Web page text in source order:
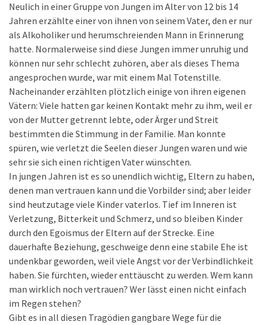
Neulich in einer Gruppe von Jungen im Alter von 12 bis 14
Jahren erzählte einer von ihnen von seinem Vater, den er nur
als Alkoholiker und herumschreienden Mann in Erinnerung
hatte. Normalerweise sind diese Jungen immer unruhig und
können nur sehr schlecht zuhören, aber als dieses Thema
angesprochen wurde, war mit einem Mal Totenstille.
Nacheinander erzählten plötzlich einige von ihren eigenen
Vätern: Viele hatten gar keinen Kontakt mehr zu ihm, weil er
von der Mutter getrennt lebte, oder Ärger und Streit
bestimmten die Stimmung in der Familie. Man konnte
spüren, wie verletzt die Seelen dieser Jungen waren und wie
sehr sie sich einen richtigen Vater wünschten.
In jungen Jahren ist es so unendlich wichtig, Eltern zu haben,
denen man vertrauen kann und die Vorbilder sind; aber leider
sind heutzutage viele Kinder vaterlos. Tief im Inneren ist
Verletzung, Bitterkeit und Schmerz, und so bleiben Kinder
durch den Egoismus der Eltern auf der Strecke. Eine
dauerhafte Beziehung, geschweige denn eine stabile Ehe ist
undenkbar geworden, weil viele Angst vor der Verbindlichkeit
haben. Sie fürchten, wieder enttäuscht zu werden. Wem kann
man wirklich noch vertrauen? Wer lässt einen nicht einfach
im Regen stehen?
Gibt es in all diesen Tragödien gangbare Wege für die